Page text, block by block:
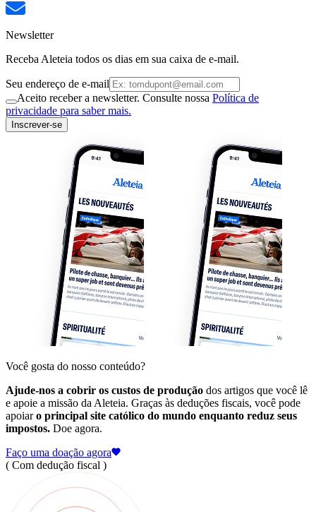
Newsletter
Receba Aleteia todos os dias em sua caixa de e-mail.
Seu endereço de e-mail
Aceito receber a newsletter. Consulte nossa Política de
privacidade para saber mais.
Inscrever-se
Você gosta do nosso conteúdo?
Ajude-nos a cobrir os custos de produção dos artigos que você lê
e apoie a missão da Aleteia. Graças às deduções fiscais, você pode
apoiaro principal site católico do mundo enquanto reduz seus
impostos. Doe agora.
Faço uma doação agora
( Com dedução fiscal )